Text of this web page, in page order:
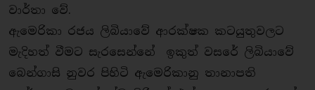
වාර්තා වේ.
ඇමෙරිකා රජය ලිබියාවේ ආරක්ෂක කටයුතුවලට
මැදිහත් වීමට සැරසෙන්නේ ඉකුත් වසරේ ලිබියාවේ
බෙන්ගාසි නුවර පිහිටි ඇමෙරිකානු තානාපති